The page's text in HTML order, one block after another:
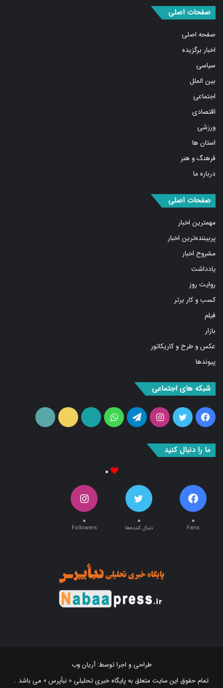
صفحات اصلی
اخبار برگزیده
فرهنگ و هنر
صفحات اصلی
شبکه های اجتماعی
فیس
بوک
توییتراینستاگرام
تلگرامواتس
آپ
آپارات ایتا
ما را دنبال کنید
۰
Fans
۰
دنبال کننده‌ها
۰
Followers
طراحی و اجرا توسط:آریان وب
تمام حقوق این سایت متعلق به پایگاه خبری تحلیلی « نبأپرس » می باشد .